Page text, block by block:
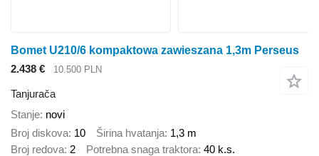
Bomet U210/6 kompaktowa zawieszana 1,3m Perseus
2.438 €
10.500 PLN
Tanjurača
Stanje novi
Broj diskova 10 Širina hvatanja 1,3 m
Broj redova 2 Potrebna snaga traktora 40 k.s.